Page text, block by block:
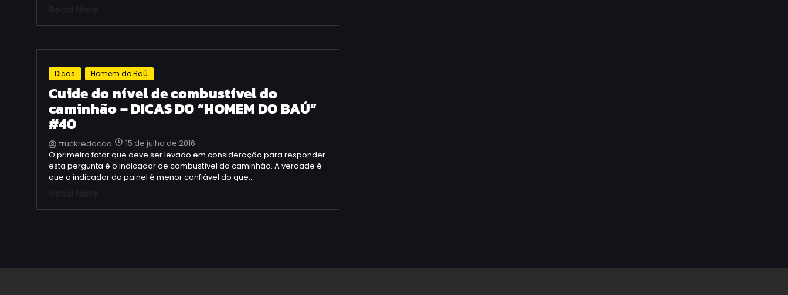
Dicas Homem do Baú
Cuide do nível de combustível do
caminhão – DICAS DO “HOMEM DO BAÚ”
#40
truckredacao 15 de julho de 2016 -
O primeiro fator que deve ser levado em consideração para responder
esta pergunta é o indicador de combustível do caminhão. A verdade é
que o indicador do painel é menor confiável do que…